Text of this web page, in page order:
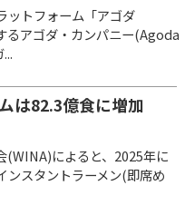
ットフォーム「アゴダ
るアゴダ・カンパニー(Agoda
は82.3億食に増加
(WINA)によると、2025年に
ンスタントラーメン(即席め